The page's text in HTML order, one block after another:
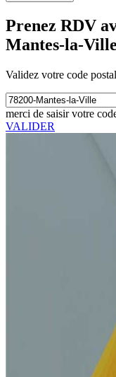
Prenez RDV
Mantes-la-
Validez votre code postal
merci de saisir votre
VALIDER